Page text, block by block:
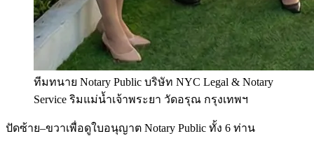
ทีมทนาย Notary Public บริษัท NYC Legal & Notary
Service ริมแม่น้ำเจ้าพระยา วัดอรุณ กรุงเทพฯ
ปัดซ้าย–ขวาเพื่อดูใบอนุญาต Notary Public ทั้ง 6 ท่าน